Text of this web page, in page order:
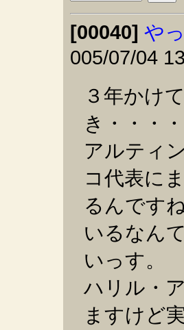
[00040] や
005/07/04
３年かけ
き・・・・
アルティ
コ代表に
るんです
いるなん
いっす。
ハリル・
ますけど